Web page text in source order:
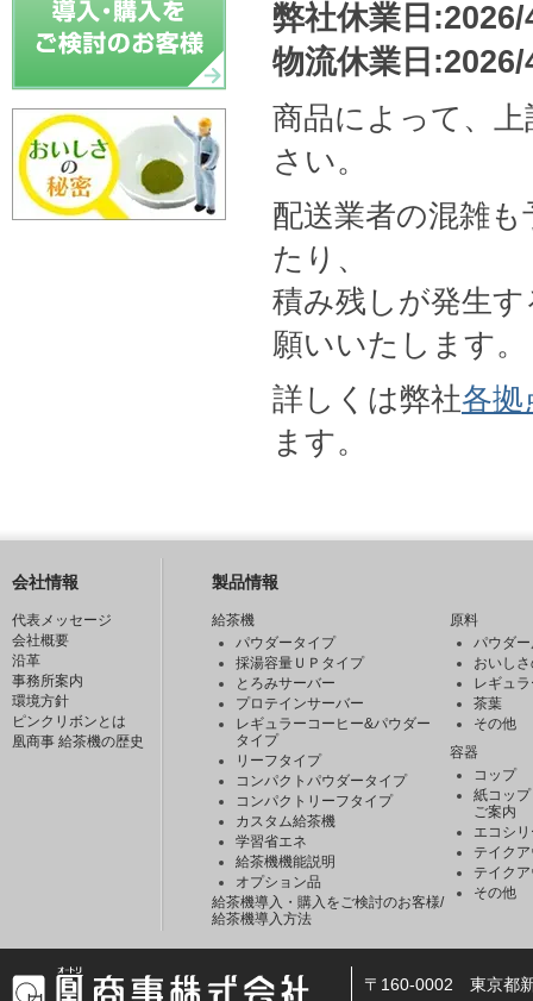
弊社休業日
物流休業日
商品によって、
さい。
配送業者の混雑
たり、
積み残しが発生
願いいたします。
詳しくは弊社各拠
ます。
会社情報
代表メッセージ
会社概要
沿革
事務所案内
環境方針
ピンクリボンとは
凰商事 給茶機の歴史
製品情報
給茶機
パウダータイプ
採湯容量ＵＰタイプ
とろみサーバー
プロテインサーバー
レギュラーコーヒー&パウダー
タイプ
リーフタイプ
コンパクトパウダータイプ
コンパクトリーフタイプ
カスタム給茶機
学習省エネ
給茶機機能説明
オプション品
給茶機導入・購入をご検討のお客様/
給茶機導入方法
原料
パウダ
おいし
レギュ
茶葉
その他
容器
コップ
紙コッ
ご案内
エコシ
テイク
テイク
その他
〒160-0002 東京都